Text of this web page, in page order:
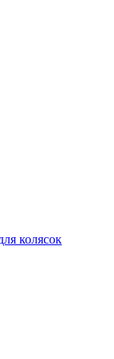
колясок